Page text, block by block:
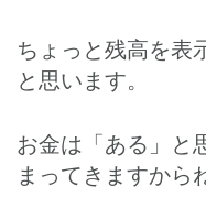
ちょっと残高を表
と思います。
お金は「ある」と
まってきますから